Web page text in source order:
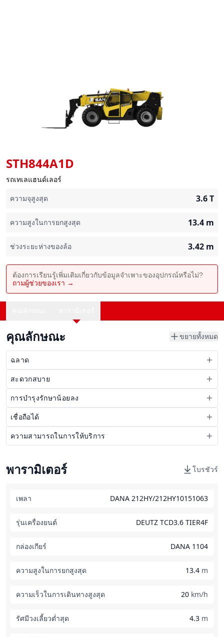
STH844A1D
รถเทเลแฮนด์เลอร์
ความจุสูงสุด
3.6T
ความสูงในการยกสูงสุด 13.4 m
ช่วงระยะห่างของล้อ 3.42 m
ต้องการเรียนรู้เพิ่มเติมเกี่ยวกับข้อมูลจำเพาะของอุปกรณ์หรือไม่?
ถามผู้ช่วยของเรา →
คุณลักษณะ ขยายทั้งหมด
ฉลาด
สะดวกสบาย
การบำรุงรักษาน้อยลง
เชื่อถือได้
ความสามารถในการให้บริการ
พารามิเตอร์ โบรชัวร์
เพลา DANA 212HY/212HY10151063
รุ่นเครื่องยนต์ DEUTZ TCD3.6 TIER4F
กล่องเกียร์ DANA 1104
ความสูงในการยกสูงสุด 13.4 m
ความเร็วในการเดินทางสูงสุด 20 km/h
รัศมีวงเลี้ยวต่ำสุด 4.3 m